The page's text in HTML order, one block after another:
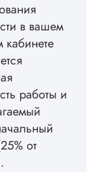
Вид работы:
Диссертация
на совесть: тут и
структура, и
оформление.
самостоятельно
обосновал
в вашем
работы и
от